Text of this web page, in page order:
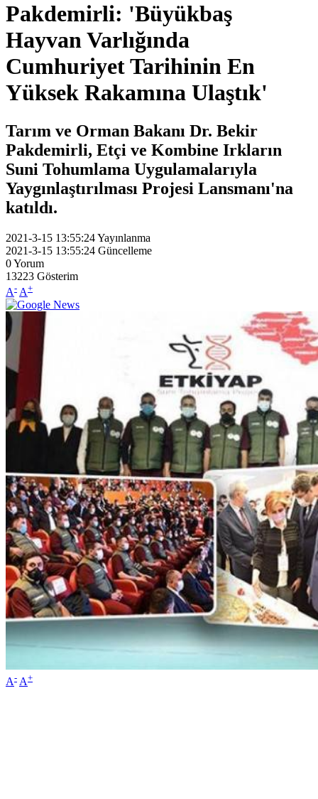
Pakdemirli: 'Büyükbaş
Hayvan Varlığında
Cumhuriyet Tarihinin En
Yüksek Rakamına Ulaştık'
Tarım ve Orman Bakanı Dr. Bekir
Pakdemirli, Etçi ve Kombine Irkların
Suni Tohumlama Uygulamalarıyla
Yaygınlaştırılması Projesi Lansmanı'na
katıldı.
2021-3-15 13:55:24Yayınlanma
2021-3-15 13:55:24 Güncelleme
0Yorum
13223 Gösterim
A- A+
A- A+